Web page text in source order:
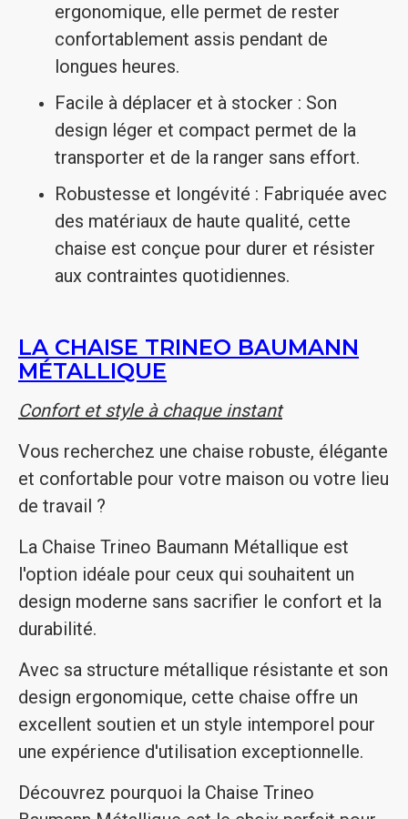
ergonomique, elle permet de rester
confortablement assis pendant de
longues heures.
Facile à déplacer et à stocker : Son
design léger et compact permet de la
transporter et de la ranger sans effort.
Robustesse et longévité : Fabriquée avec
des matériaux de haute qualité, cette
chaise est conçue pour durer et résister
aux contraintes quotidiennes.
LA CHAISE TRINEO BAUMANN
MÉTALLIQUE
Confort et style à chaque instant
Vous recherchez une chaise robuste, élégante
et confortable pour votre maison ou votre lieu
de travail ?
La Chaise Trineo Baumann Métallique est
l'option idéale pour ceux qui souhaitent un
design moderne sans sacrifier le confort et la
durabilité.
Avec sa structure métallique résistante et son
design ergonomique, cette chaise offre un
excellent soutien et un style intemporel pour
une expérience d'utilisation exceptionnelle.
Découvrez pourquoi la Chaise Trineo